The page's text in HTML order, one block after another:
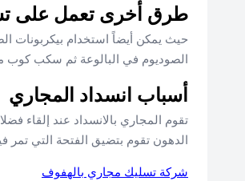
طرق أخرى تعمل على
الصوديوم في البالوعة ثم سكب كوب
أسباب انسداد المجاري
تقوم المجاري بالانسداد عند إلقاء
الدهون تقوم بتضيق الفتحة التي تمر
شركة تسليك مجاري بالهفوف